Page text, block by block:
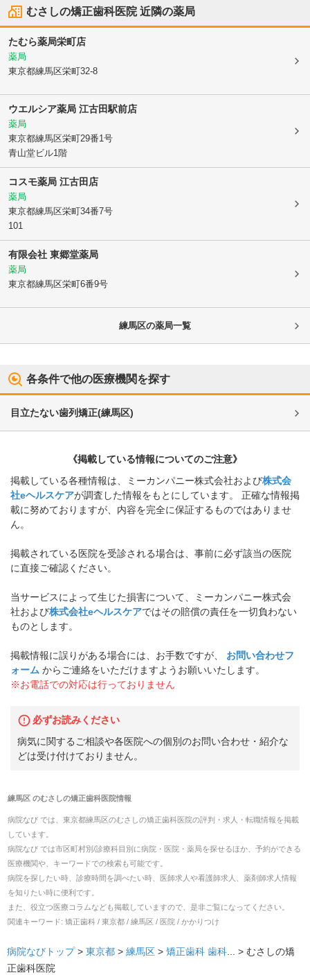
むさしの矯正歯科医院近隣の薬局
たむら薬局栄町店
薬局
東京都練馬区栄町32-8
ウエルシア薬局 江古田駅前店
薬局
東京都練馬区栄町29番1号
青山堂ビル1階
コスモ薬局 江古田店
薬局
東京都練馬区栄町34番7号
101
有限会社 東郷堂薬局
薬局
東京都練馬区栄町6番9号
練馬区の薬局一覧
各条件で他の医療機関を探す
目立たない歯列矯正(練馬区)
《掲載している情報についてのご注意》
掲載している各種情報は、ミーカンパニー株式会社および株式会
社eヘルスケアが調査した情報をもとにしています。 正確な情報掲
載に努めておりますが、内容を完全に保証するものではありませ
ん。
掲載されている医院を受診される場合は、事前に必ず該当の医院
に直接ご確認ください。
当サービスによって生じた損害について、ミーカンパニー株式会
社および株式会社eヘルスケアではその賠償の責任を一切負わない
ものとします。
掲載情報に誤りがある場合には、お手数ですが、
お問い合わせフ
ォーム からご連絡をいただけますようお願いいたします。
※お電話での対応は行っておりません
必ずお読みください
病気に関するご相談や各医院への個別のお問い合わせ・紹介な
どは受け付けておりません。
練馬区のむさしの矯正歯科医院情報
病院なび では、 東京都練馬区のむさしの矯正歯科医院の評判・求人・転職情報を掲載
しています。
病院なび では市区町村別/診療科目別に病院・医院・薬局を探せるほか、予約ができる
医療機関や、キーワードでの検索も可能です。
病院を探したい時、診療時間を調べたい時、医師求人や看護師求人、薬剤師求人情報
を知りたい時に便利です。
また、役立つ医療コラムなども掲載していますので、是非ご覧になってください。
関連キーワード: 矯正歯科 / 東京都 / 練馬区 / 医院 / かかりつけ
病院なびトップ > 東京都 > 練馬区 > 矯正歯科 歯科... > むさしの矯
正歯科医院